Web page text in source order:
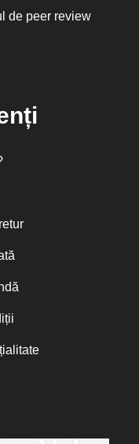
de peer review